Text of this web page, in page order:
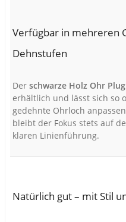
Verfügbar in mehreren
Dehnstufen
Derschwarze Holz Ohr Plug
erhältlich und lässt sich so
gedehnte Ohrloch
bleibt der Fokus stets auf
klaren Linienführung.
Natürlich gut – mit Stil